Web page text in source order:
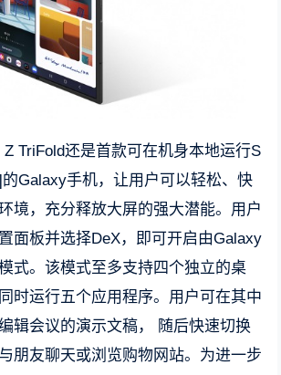
TriFold还是首款可在机身本地运行S
Galaxy手机，让用户可以轻松、快
境，充分释放大屏的强大潜能。用户
面板并选择DeX，即可开启由Galaxy
式。该模式至多支持四个独立的桌
时运行五个应用程序。用户可在其中
辑会议的演示文稿， 随后快速切换
朋友聊天或浏览购物网站。为进一步